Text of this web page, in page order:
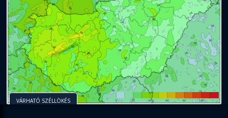
VÁRHATÓ SZÉLLÖKÉS